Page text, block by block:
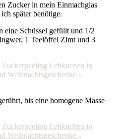
Zucker in mein Einmachglas
später benötige.
eine Schüssel gefüllt und 1/2
1 Teelöffel Zimt und 3
bis eine homogene Masse